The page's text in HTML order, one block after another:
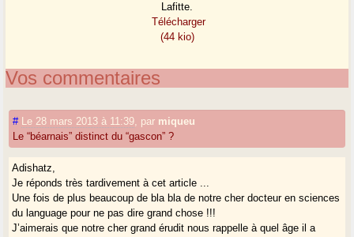
Lafitte.
Télécharger
(44 kio)
Vos commentaires
# Le 28 mars 2013 à 11:39 par miqueu
Le “béarnais” distinct du “gascon” ?
Adishatz,
Je réponds très tardivement à cet article ...
Une fois de plus beaucoup de bla bla de notre cher docteur en sciences
du language pour ne pas dire grand chose !!!
J’aimerais que notre cher grand érudit nous rappelle à quel âge il a